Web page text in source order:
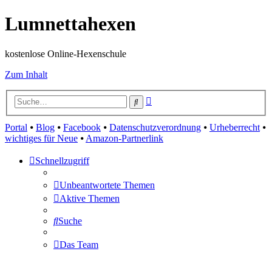
Lumnettahexen
kostenlose Online-Hexenschule
Zum Inhalt
Suche
Portal ⦁ Blog ⦁ Facebook ⦁ Datenschutzverordnung ⦁ Urheberrecht⦁
wichtiges für Neue ⦁Amazon-Partnerlink
Schnellzugriff
Unbeantwortete Themen
Aktive Themen
Suche
Das Team